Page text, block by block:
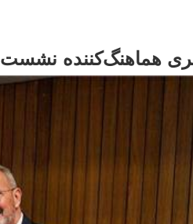
هماهنگ‌کننده